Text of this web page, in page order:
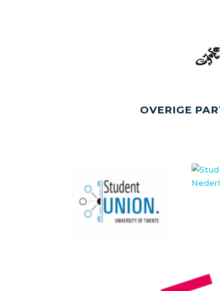
OVERIGE